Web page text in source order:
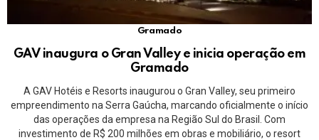
Gramado
GAV inaugura o Gran Valley e inicia operação em
Gramado
A GAV Hotéis e Resorts inaugurou o Gran Valley, seu primeiro
empreendimento na Serra Gaúcha, marcando oficialmente o início
das operações da empresa na Região Sul do Brasil. Com
investimento de R$ 200 milhões em obras e mobiliário, o resort